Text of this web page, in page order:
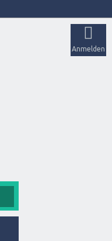
Anmelden